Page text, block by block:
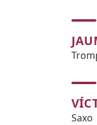
Saxo